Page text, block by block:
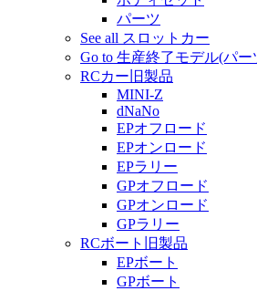
パーツ
See all スロットカー
Go to 生産終了モデル(パー
RCカー旧製品
MINI-Z
dNaNo
EPオフロード
EPオンロード
EPラリー
GPオフロード
GPオンロード
GPラリー
RCボート旧製品
EPボート
GPボート